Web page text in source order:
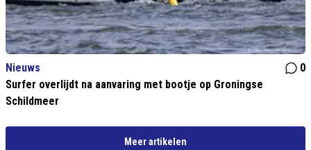
Nieuws
0
Surfer overlijdt na aanvaring met bootje op Groningse
Schildmeer
Meer artikelen